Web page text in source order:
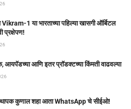
1 या भारताच्या पहिल्या खासगी ऑर्बिटल
प्रक्षेपण!
आणि इतर प्रॉडक्टच्या किंमती वाढवल्या
कुणाल शहा आता WhatsApp चे सीईओ!